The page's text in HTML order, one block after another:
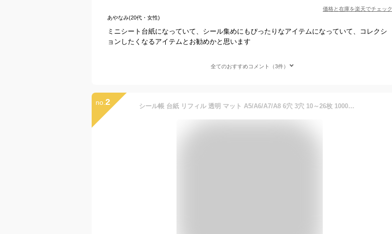
価格と在庫を楽天でチェック
あやなみ(20代・女性)
ミニシート台紙になっていて、シール集めにもぴったりなアイテムになっていて、コレクシ
ョンしたくなるアイテムとお勧めかと思います
全てのおすすめコメント（3件）
no. 2 シール帳 台紙 リフィル 透明 マット A5/A6/A7/A8 6穴 3穴 10～26枚 1000円ポッキリ ゆうパケット送料無料 ■ シール手帳 シール台紙 クリア ppシート バインダー 台帳 ドロップ ぷくぷく ボンボン 女の子 小学生 ■